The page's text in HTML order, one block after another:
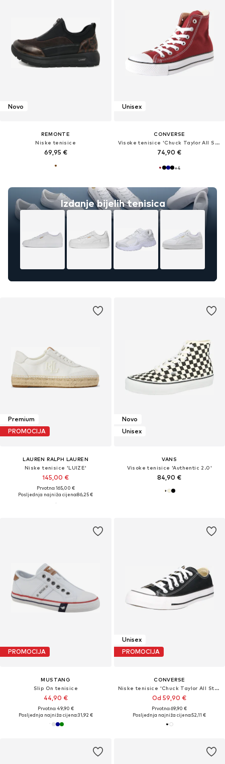
Novo
REMONTE
Niske tenisice
69,95 €
Izdanje bijelih tenisica
Unisex
CONVERSE
Visoke tenisice 'Chuck Taylor All Star'
74,90 €
+4
Premium
PROMOCIJA
LAUREN RALPH LAUREN
Niske tenisice 'LUIZE'
145,00 €
Prvotno: 165,00 €
Posljednja najniža cijena:86,25 €
Novo
Unisex
VANS
Visoke tenisice 'Authentic 2.0'
84,90 €
PROMOCIJA
MUSTANG
Slip On tenisice
44,90 €
Prvotno: 49,90 €
Posljednja najniža cijena:31,92 €
Unisex
PROMOCIJA
CONVERSE
Niske tenisice 'Chuck Taylor All Star'
Od 59,90 €
Prvotno: 69,90 €
Posljednja najniža cijena:52,11 €